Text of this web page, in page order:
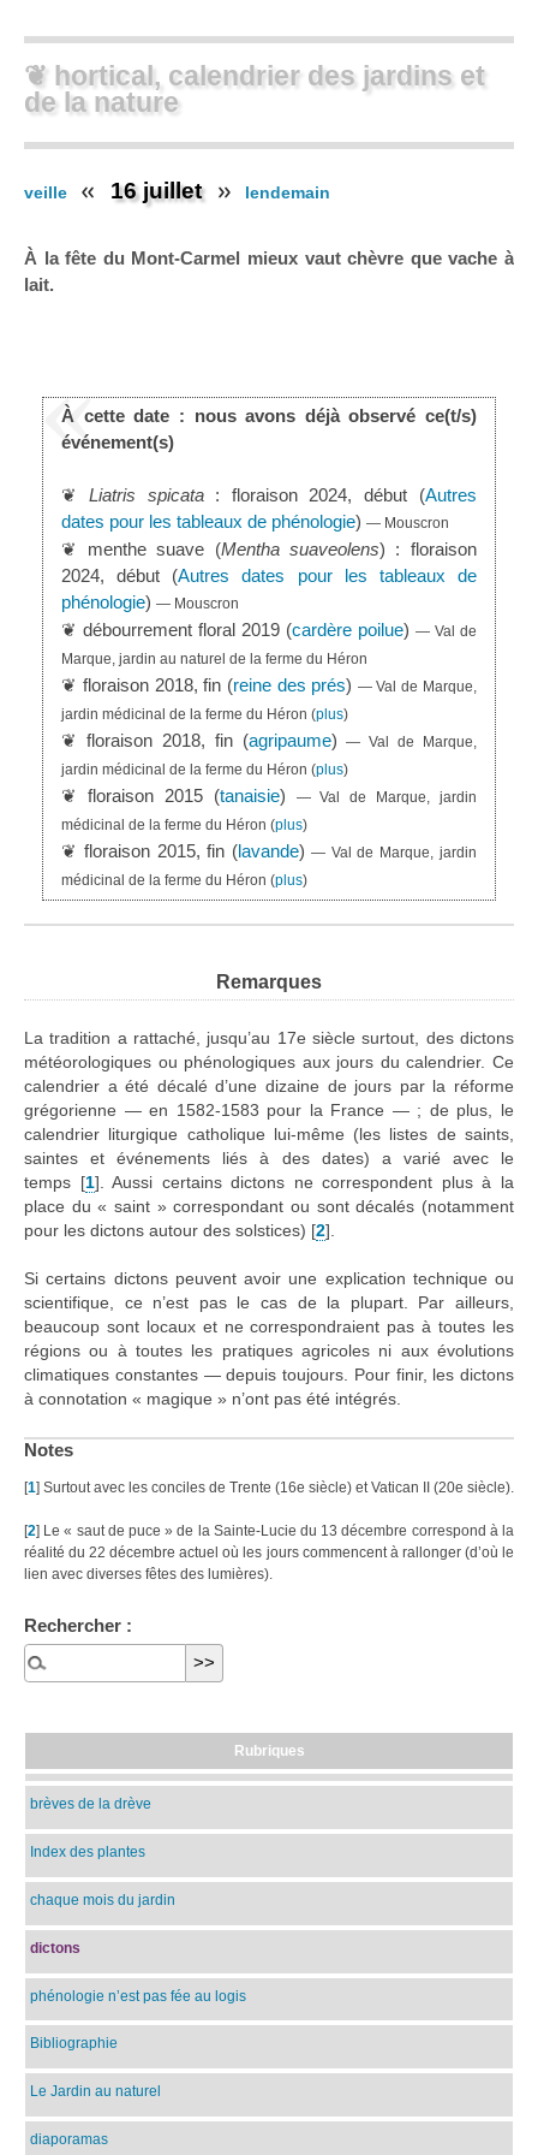
❦ hortical, calendrier des jardins et
de la nature
veille 16 juillet lendemain
À la fête du Mont-Carmel mieux vaut chèvre que vache à
lait.
À cette date : nous avons déjà observé ce(t/s)
événement(s)
❦ Liatris spicata: floraison 2024, début (Autres
dates pour les tableaux de phénologie)— Mouscron
❦ menthe suave (Mentha suaveolens) : floraison
2024, début (Autres dates pour les tableaux de
phénologie)— Mouscron
❦ débourrement floral 2019 (cardère poilue) — Val de
Marque, jardin au naturel de la ferme du Héron
❦ floraison 2018, fin (reine des prés) — Val de Marque,
jardin médicinal de la ferme du Héron (plus)
❦ floraison 2018, fin (agripaume)— Val de Marque,
jardin médicinal de la ferme du Héron (plus)
❦ floraison 2015 (tanaisie)
— Val de Marque, jardin
médicinal de la ferme du Héron (plus)
❦ floraison 2015, fin (lavande)— Val de Marque, jardin
médicinal de la ferme du Héron (plus)
Remarques
La tradition a rattaché, jusqu’au 17e siècle surtout, des dictons
météorologiques ou phénologiques aux jours du calendrier. Ce
calendrier a été décalé d’une dizaine de jours par la réforme
grégorienne — en 1582-1583 pour la France — ; de plus, le
calendrier liturgique catholique lui-même (les listes de saints,
saintes et événements liés à des dates) a varié avec le
temps [1] . Aussi certains dictons ne correspondent plus à la
place du « saint » correspondant ou sont décalés (notamment
pour les dictons autour des solstices) [2]
Si certains dictons peuvent avoir une explication technique ou
scientifique, ce n’est pas le cas de la plupart. Par ailleurs,
beaucoup sont locaux et ne correspondraient pas à toutes les
régions ou à toutes les pratiques agricoles ni aux évolutions
climatiques constantes — depuis toujours. Pour finir, les dictons
à connotation « magique » n’ont pas été intégrés.
Notes
[1] Surtout avec les conciles de Trente (16e siècle) et Vatican II (20e siècle).
[2] Le « saut de puce » de la Sainte-Lucie du 13 décembre correspond à la
réalité du 22 décembre actuel où les jours commencent à rallonger (d’où le
lien avec diverses fêtes des lumières).
Rechercher :
Rubriques
brèves de la drève
Index des plantes
chaque mois du jardin
dictons
phénologie n’est pas fée au logis
Bibliographie
Le Jardin au naturel
diaporamas